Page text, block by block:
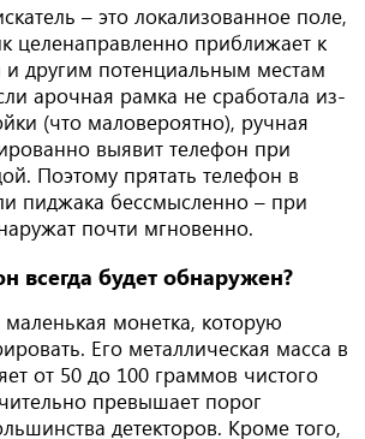
– это локализованное поле,
целенаправленно приближает к
другим потенциальным местам
арочная рамка не сработала из-
(что маловероятно), ручная
выявит телефон при
Поэтому прятать телефон в
пиджака бессмысленно – при
почти мгновенно.
всегда будет обнаружен?
монетка, которую
Его металлическая масса в
от 50 до 100 граммов чистого
превышает порог
детекторов. Кроме того,